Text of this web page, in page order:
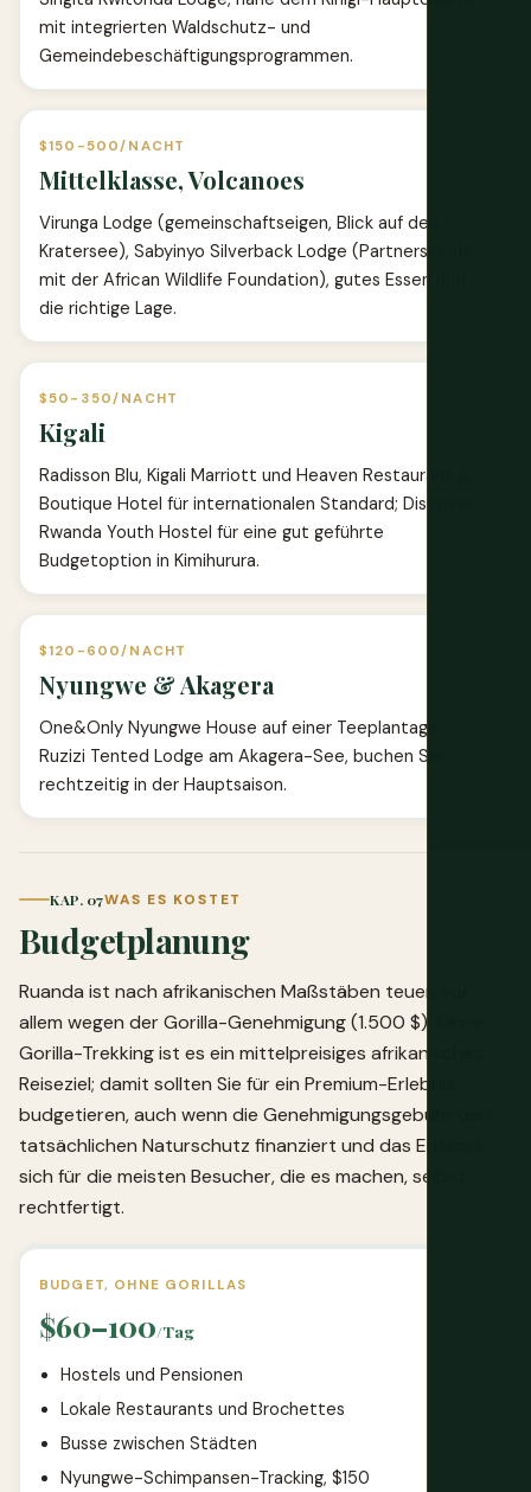
mit integrierten Waldschutz- und
Gemeindebeschäftigungsprogrammen.
$150-500/NACHT
Mittelklasse, Volcanoes
Virunga Lodge (gemeinschaftseigen, Blick auf den
Kratersee), Sabyinyo Silverback Lodge (Partnerschaft
mit der African Wildlife Foundation), gutes Essen und
die richtige Lage.
$50-350/NACHT
Kigali
Radisson Blu, Kigali Marriott und Heaven Restaurant &
Boutique Hotel für internationalen Standard; Discover
Rwanda Youth Hostel für eine gut geführte
Budgetoption in Kimihurura.
$120-600/NACHT
Nyungwe & Akagera
One&Only Nyungwe House auf einer Teeplantage;
Ruzizi Tented Lodge am Akagera-See, buchen Sie
rechtzeitig in der Hauptsaison.
KAP. 07WAS ES KOSTET
Budgetplanung
Ruanda ist nach afrikanischen Maßstäben teuer, vor
allem wegen der Gorilla-Genehmigung (1.500 $). Ohne
Gorilla-Trekking ist es ein mittelpreisiges afrikanisches
Reiseziel; damit sollten Sie für ein Premium-Erlebnis
budgetieren, auch wenn die Genehmigungsgebühr den
tatsächlichen Naturschutz finanziert und das Erlebnis
sich für die meisten Besucher, die es machen, selbst
rechtfertigt.
BUDGET, OHNE GORILLAS
$60–100/Tag
Hostels und Pensionen
Lokale Restaurants und Brochettes
Busse zwischen Städten
Nyungwe-Schimpansen-Tracking, $150